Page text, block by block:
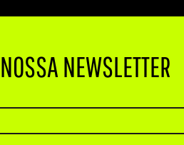
NEWSLETTER